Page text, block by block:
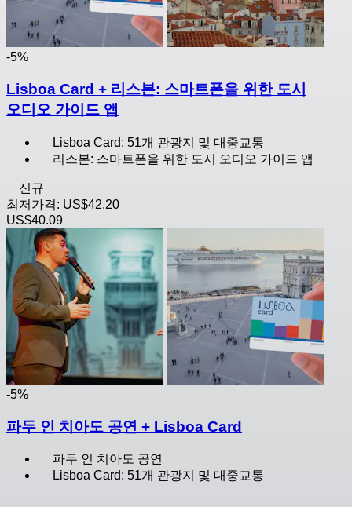
-5%
Lisboa Card + 리스본: 스마트폰을 위한 도시
오디오 가이드 앱
Lisboa Card: 51개 관광지 및 대중교통
리스본: 스마트폰을 위한 도시 오디오 가이드 앱
신규
최저가격: US$42.20
US$40.09
-5%
파두 인 치아도 공연 + Lisboa Card
파두 인 치아도 공연
Lisboa Card: 51개 관광지 및 대중교통